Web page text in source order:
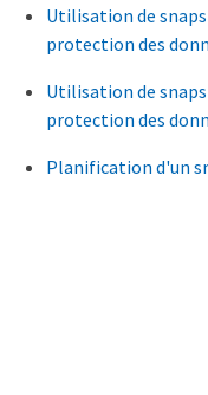
Utilisation de
protection des
Utilisation de
protection des
Planification d'un